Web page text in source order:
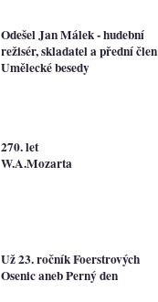
Odešel Jan Málek - hudební
režisér, skladatel a přední člen
Umělecké besedy
270. let
W.A.Mozarta
Už 23. ročník Foerstrových
Osenic aneb Perný den